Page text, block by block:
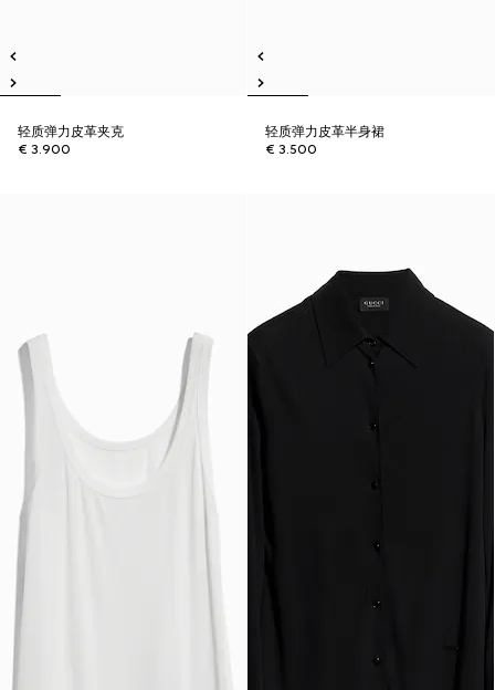
轻质弹力皮革夹克
€ 3.900
轻质弹力皮革半身裙
€ 3.500